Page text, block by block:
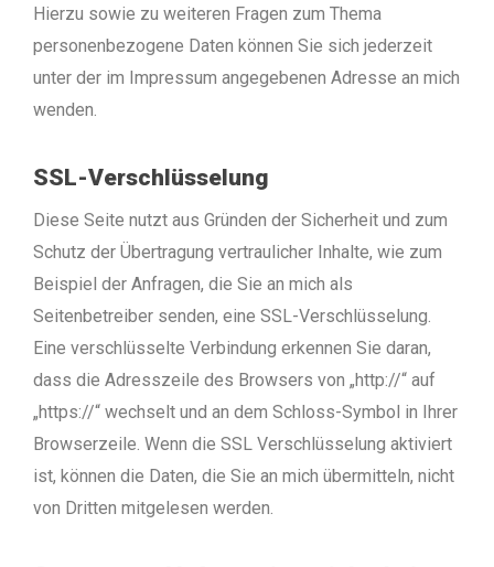
Hierzu sowie zu weiteren Fragen zum Thema
personenbezogene Daten können Sie sich jederzeit
unter der im Impressum angegebenen Adresse an mich
wenden.
SSL-Verschlüsselung
Diese Seite nutzt aus Gründen der Sicherheit und zum
Schutz der Übertragung vertraulicher Inhalte, wie zum
Beispiel der Anfragen, die Sie an mich als
Seitenbetreiber senden, eine SSL-Verschlüsselung.
Eine verschlüsselte Verbindung erkennen Sie daran,
dass die Adresszeile des Browsers von „http://“ auf
„https://“ wechselt und an dem Schloss-Symbol in Ihrer
Browserzeile. Wenn die SSL Verschlüsselung aktiviert
ist, können die Daten, die Sie an mich übermitteln, nicht
von Dritten mitgelesen werden.